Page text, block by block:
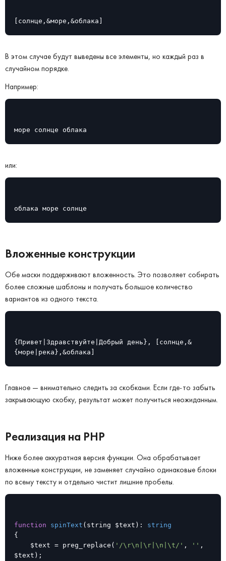
[солнце,&море,&облака]
В этом случае будут выведены все элементы, но каждый раз в
случайном порядке.
Например:
море солнце облака
или:
облака море солнце
Вложенные конструкции
Обе маски поддерживают вложенность. Это позволяет собирать
более сложные шаблоны и получать большое количество
вариантов из одного текста.
{Привет|Здравствуйте|Добрый день}, [солнце,&
{море|река},&облака]
Главное — внимательно следить за скобками. Если где-то забыть
закрывающую скобку, результат может получиться неожиданным.
Реализация на PHP
Ниже более аккуратная версия функции. Она обрабатывает
вложенные конструкции, не заменяет случайно одинаковые блоки
по всему тексту и отдельно чистит лишние пробелы.
function spinText (string $text) : string
{
    $text = preg_replace(
'/\r\n|\r|\n|\t/' , '' ,
$text);